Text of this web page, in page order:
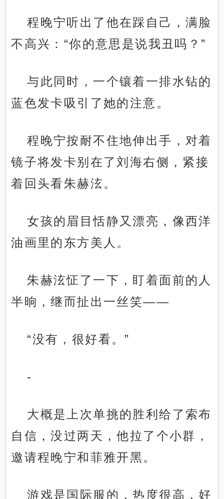
程晚宁听出了他在踩自己，满脸
不高兴：“你的意思是说我丑吗？”
与此同时，一个镶着一排水钻的
蓝色发卡吸引了她的注意。
程晚宁按耐不住地伸出手，对着
镜子将发卡别在了刘海右侧，紧接
着回头看朱赫泫。
女孩的眉目恬静又漂亮，像西洋
油画里的东方美人。
朱赫泫怔了一下，盯着面前的人
半晌，继而扯出一丝笑——
“没有，很好看。”
-
大概是上次单挑的胜利给了索布
自信，没过两天，他拉了个小群，
邀请程晚宁和菲雅开黑。
游戏是国际服的，热度很高，好